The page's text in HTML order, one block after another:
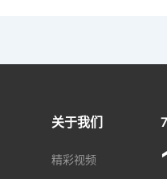
关于我们
精彩视频